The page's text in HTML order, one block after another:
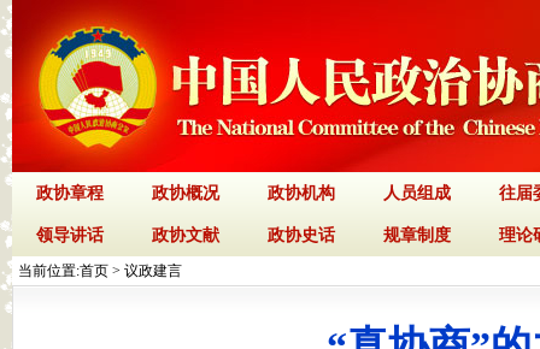
政协章程 政协概况 政协机构 人员组成 往届
领导讲话 政协文献 政协史话 规章制度 理论
当前位置:首页 > 议政建言